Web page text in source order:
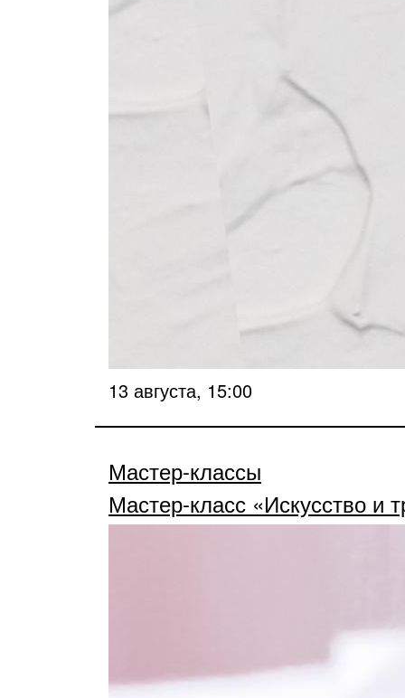
13 августа, 15:00
Мастер-классы
Мастер-класс «Искусство и